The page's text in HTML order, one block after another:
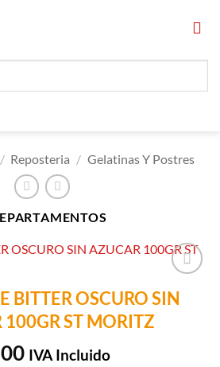
/ Reposteria / Gelatinas Y Postres
Añadir a
Lista de
BITTER OSCURO SIN
ST MORITZ
IVA Incluido